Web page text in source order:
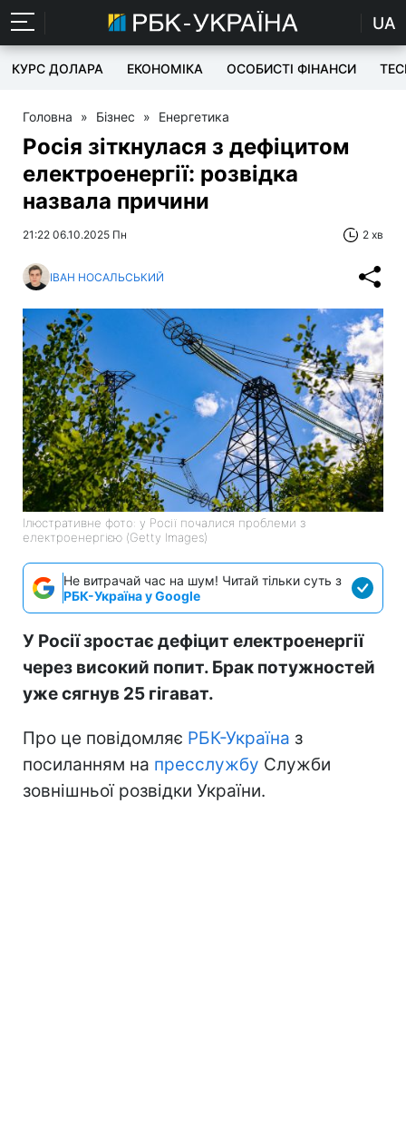
UA
КУРС ДОЛАРА ЕКОНОМІКА ОСОБИСТІ ФІНАНСИ
Головна » Бізнес » Енергетика
Росія зіткнулася з дефіцитом
електроенергії: розвідка
назвала причини
21:22 06.10.2025 Пн 2 хв
ІВАН НОСАЛЬСЬКИЙ
Ілюстративне фото: у Росії почалися проблеми з
електроенергією (Getty Images)
Не витрачай час на шум! Читай тільки суть з
РБК-Україна у Google
У Росії зростає дефіцит електроенергії
через високий попит. Брак потужностей
уже сягнув 25 гігават.
Про це повідомляє РБК-Україна з
посиланням на пресслужбу Служби
зовнішньої розвідки України.